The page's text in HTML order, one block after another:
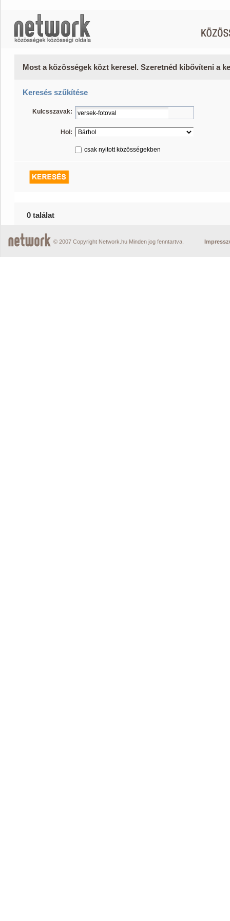
Most a közösségek közt keresel. Szeretnéd kibővíteni a
Keresés szűkítése
Kulcsszavak:
Hol:
csak nyitott közösségekben
0 találat
© 2007 Copyright Network.hu Minden jog fenntartva.